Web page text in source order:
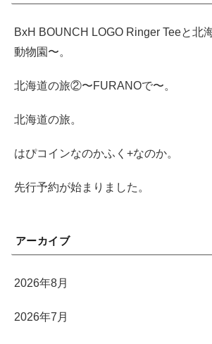
BxH BOUNCH LOGO Ringer Teeと北
動物園〜。
北海道の旅②〜FURANOで〜。
北海道の旅。
はぴコインなのかふく+なのか。
先行予約が始まりました。
アーカイブ
2026年8月
2026年7月